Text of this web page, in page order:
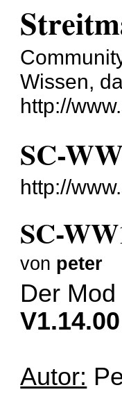
Wissen,
http://
SC-
http://
SC-
von peter
Der
V1.14.00
Autor: